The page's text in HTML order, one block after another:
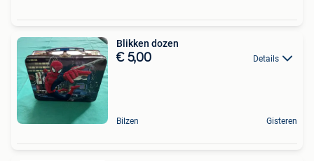
Blikken dozen
€ 5,00 Details
Bilzen Gisteren